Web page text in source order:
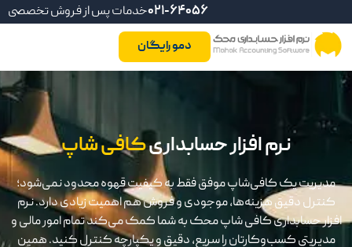
خدمات پس از فروش تخصصی021-64056
دمو رایگان
نرم افزار حسابداریکافی شاپ
مدیریت یک کافی‌شاپ موفق فقط به کیفیت قهوه محدود نمی‌شود؛
کنترل دقیق هزینه‌ها، موجودی و فروش هم اهمیت زیادی دارد. نرم
افزار حسابداری کافی شاپ محک به شما کمک می‌کند تمام امور مالی و
مدیریتی کسب‌وکارتان را سریع، دقیق و یکپارچه کنترل کنید. همین